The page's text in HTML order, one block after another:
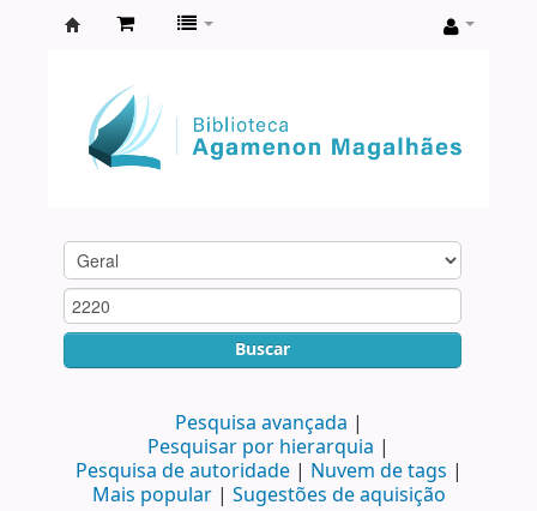
Agamenon
Magalhães
Buscar
Pesquisa avançada
Pesquisar por hierarquia
Pesquisa de autoridade
Nuvem de tags
Mais popular
Sugestões de aquisição